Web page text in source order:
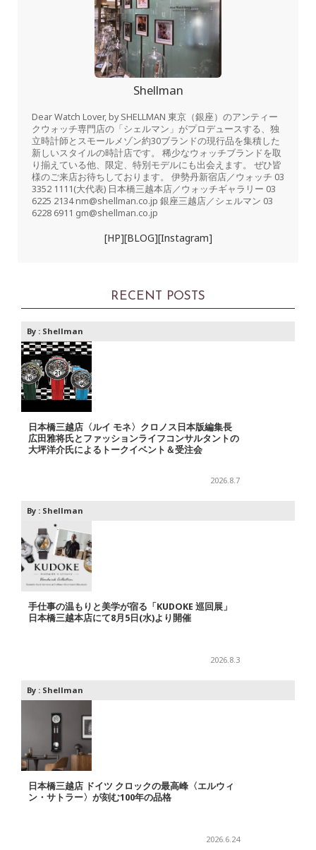
Shellman
Dear Watch Lover, by SHELLMAN 東京（銀座）のアンティー
クウォッチ専門店の「シェルマン」がプロデュースする、独
立時計師とスモールメゾン約30ブランドの現行品を集積した
新しいスタイルの時計店です。 稀少なウォッチブランドを取
り揃えている他、限定、特別モデルにも出会えます。 ぜひ皆
様のご来店お待ちしております。 伊勢丹新宿店／ウォッチ 03
3352 1111(大代表) 日本橋三越本店／ウォッチギャラリー 03
6225 2134 nm@shellman.co.jp 銀座三越店／シェルマン 03
6228 6911 gm@shellman.co.jp
[HP][BLOG][Instagram]
RECENT POSTS
By : Shellman
日本橋三越店〈ルイ モネ〉クロノス日本版編集長
広田雅将氏とファッションライフコンサルタントの
大坪洋介氏によるトークイベント＆受注会
2026.8.7
By : Shellman
手仕事の温もりと美学が宿る「KUDOKE 巡回展」
日本橋三越本店にて8月5日(水)より開催
2026.8.3
By : Shellman
日本橋三越店 ドイツ クロックの最高峰〈エルウィ
ン・サトラー〉が刻む100年の品格
2026.6.24